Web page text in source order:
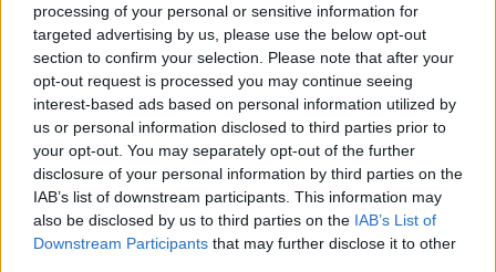
processing of your personal or sensitive information for
targeted advertising by us, please use the below opt-out
section to confirm your selection. Please note that after your
opt-out request is processed you may continue seeing
interest-based ads based on personal information utilized by
us or personal information disclosed to third parties prior to
your opt-out. You may separately opt-out of the further
disclosure of your personal information by third parties on the
IAB’s list of downstream participants. This information may
also be disclosed by us to third parties on the IAB’s List of
Downstream Participants that may further disclose it to other
I lavori più richiesti
Venditori a Domicilio20
Educatori Professionali9
Commessi Delle Vendite All'ingrosso9
Operai Addetti Ai Servizi di Igiene e Pulizia8
Orario Lavoro
Full Time108
Part Time 88
Lavoro Nel Fine Settimana
28